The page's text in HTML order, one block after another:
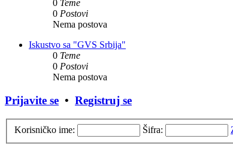
0 Teme
0 Postovi
Nema postova
Iskustvo sa "GVS Srbija"
0 Teme
0 Postovi
Nema postova
Prijavite se • Registruj se
Korisničko ime: Šifra: